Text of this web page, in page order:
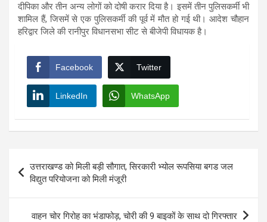
दीपिका और तीन अन्य लोगों को दोषी करार दिया है। इसमें तीन पुलिसकर्मी भी
शामिल हैं, जिसमें से एक पुलिसकर्मी की पूर्व में मौत हो गई थी। आदेश चौहान
हरिद्वार जिले की रानीपुर विधानसभा सीट से बीजेपी विधायक है।
Facebook Twitter
LinkedIn WhatsApp
navigation
उत्तराखण्ड को मिली बड़ी सौगात, सिरकारी भ्योल रूपसिया बगड जल
विद्युत परियोजना को मिली मंजूरी
वाहन चोर गिरोह का भंडाफोड़, चोरी की 9 बाइकों के साथ दो गिरफ्तार